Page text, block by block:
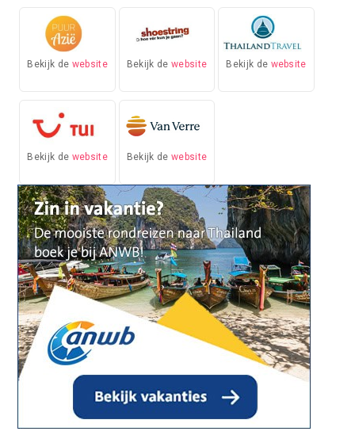
Bekijk de website Bekijk dewebsite Bekijk de website
Bekijk de website Bekijk dewebsite